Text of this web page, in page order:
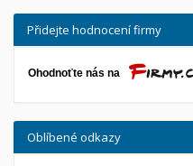
Přidejte hodnocení firmy
Oblíbené odkazy